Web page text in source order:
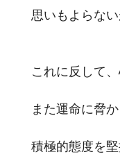
思いもよらない
これに反して
また運命に脅
積極的態度を